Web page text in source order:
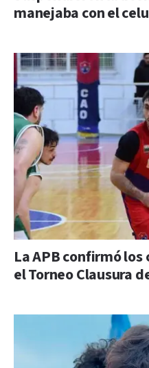
manejaba con el
La APB confirmó
el Torneo Clausura